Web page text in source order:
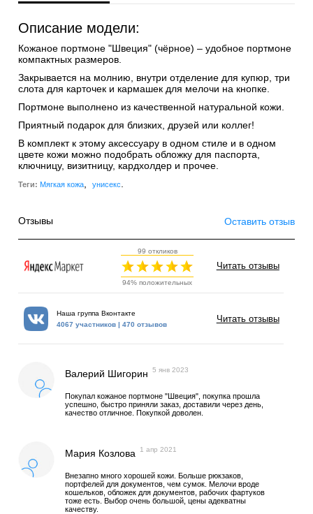
Описание модели:
Кожаное портмоне "Швеция" (чёрное) – удобное портмоне
компактных размеров.
Закрывается на молнию, внутри отделение для купюр, три
слота для карточек и кармашек для мелочи на кнопке.
Портмоне выполнено из качественной натуральной кожи.
Приятный подарок для близких, друзей или коллег!
В комплект к этому аксессуару в одном стиле и в одном
цвете кожи можно подобрать обложку для паспорта,
ключницу, визитницу, кардхолдер и прочее.
Теги: Мягкая кожа унисекс
Отзывы Оставить отзыв
99 откликов
94% положительных
Читать отзывы
Наша группа Вконтакте
4067 участников | 470 отзывов
Читать отзывы
Валерий Шигорин 5 янв 2023
Покупал кожаное портмоне "Швеция", покупка прошла
успешно, быстро приняли заказ, доставили через день,
качество отличное. Покупкой доволен.
Мария Козлова 1 апр 2021
Внезапно много хорошей кожи. Больше рюкзаков,
портфелей для документов, чем сумок. Мелочи вроде
кошельков, обложек для документов, рабочих фартуков
тоже есть. Выбор очень большой, цены адекватны
качеству.